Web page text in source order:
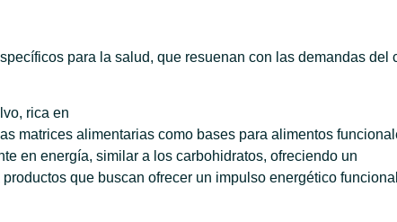
para la salud, que resuenan con las demandas del
rica en
matrices alimentarias como bases para alimentos
en energía, similar a los carbohidratos, ofreciendo un
que buscan ofrecer un impulso energético